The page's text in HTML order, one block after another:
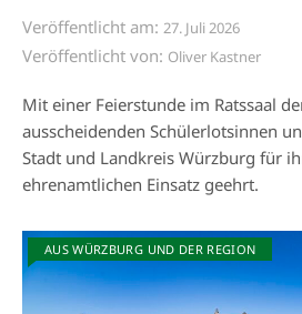
Veröffentlicht am: 27. Juli 2026
Veröffentlicht von: Oliver Kastner
Mit einer Feierstunde im Ratssaal
ausscheidenden Schülerlotsinnen
Stadt und Landkreis Würzburg für
ehrenamtlichen Einsatz geehrt.
AUS WÜRZBURG UND DER REGION